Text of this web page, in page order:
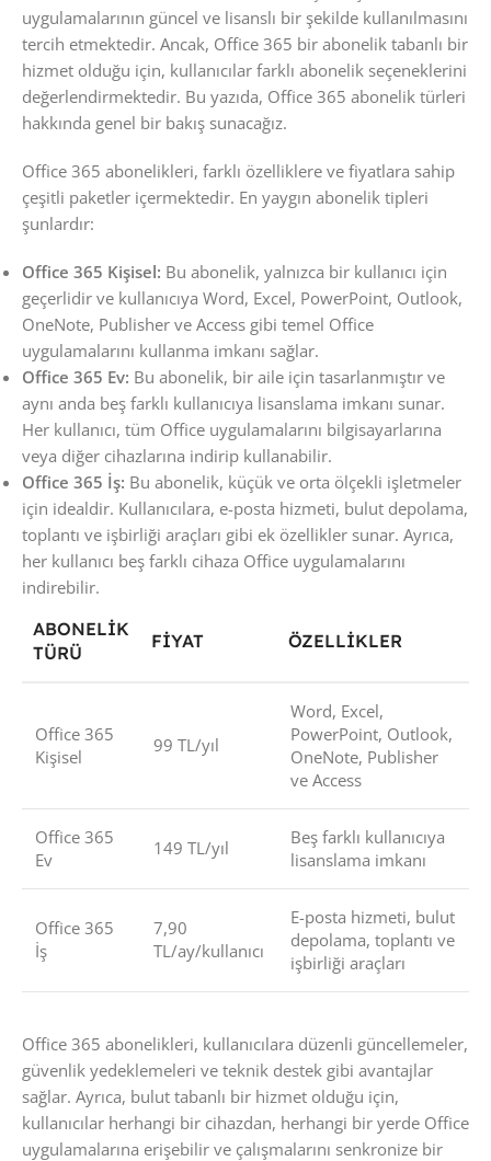
uygulamalarının güncel ve lisanslı bir şekilde kullanılmasını
tercih etmektedir. Ancak, Office 365 bir abonelik tabanlı bir
hizmet olduğu için, kullanıcılar farklı abonelik seçeneklerini
değerlendirmektedir. Bu yazıda, Office 365 abonelik türleri
hakkında genel bir bakış sunacağız.
Office 365 abonelikleri, farklı özelliklere ve fiyatlara sahip
çeşitli paketler içermektedir. En yaygın abonelik tipleri
şunlardır:
Office 365 Kişisel: Bu abonelik, yalnızca bir kullanıcı için
geçerlidir ve kullanıcıya Word, Excel, PowerPoint, Outlook,
OneNote, Publisher ve Access gibi temel Office
uygulamalarını kullanma imkanı sağlar.
Office 365 Ev: Bu abonelik, bir aile için tasarlanmıştır ve
aynı anda beş farklı kullanıcıya lisanslama imkanı sunar.
Her kullanıcı, tüm Office uygulamalarını bilgisayarlarına
veya diğer cihazlarına indirip kullanabilir.
Office 365 İş: Bu abonelik, küçük ve orta ölçekli işletmeler
için idealdir. Kullanıcılara, e-posta hizmeti, bulut depolama,
toplantı ve işbirliği araçları gibi ek özellikler sunar. Ayrıca,
her kullanıcı beş farklı cihaza Office uygulamalarını
indirebilir.
ABONELIK
TÜRÜ
FIYAT ÖZELLIKLER
Office 365
Kişisel
99 TL/yıl
Word, Excel,
PowerPoint, Outlook,
OneNote, Publisher
ve Access
Office 365
Ev
149 TL/yıl
Beş farklı kullanıcıya
lisanslama imkanı
Office 365
İş
7,90
TL/ay/kullanıcı
E-posta hizmeti, bulut
depolama, toplantı ve
işbirliği araçları
Office 365 abonelikleri, kullanıcılara düzenli güncellemeler,
güvenlik yedeklemeleri ve teknik destek gibi avantajlar
sağlar. Ayrıca, bulut tabanlı bir hizmet olduğu için,
kullanıcılar herhangi bir cihazdan, herhangi bir yerde Office
uygulamalarına erişebilir ve çalışmalarını senkronize bir